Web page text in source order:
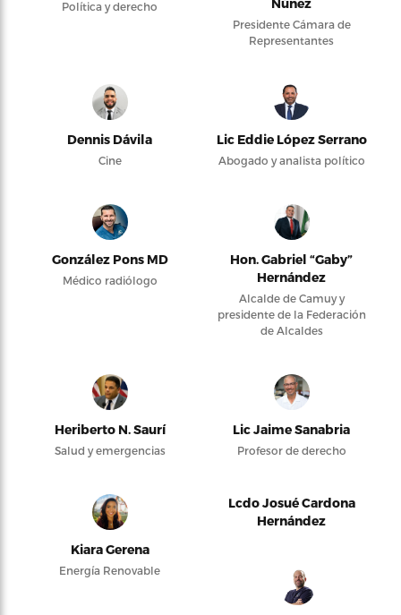
Política y derecho Núñez
Presidente Cámara de
Representantes
Dennis Dávila
Cine
Lic Eddie López Serrano
Abogado y analista político
González Pons MD
Médico radiólogo
Hon. Gabriel “Gaby”
Hernández
Alcalde de Camuy y
presidente de la Federación
de Alcaldes
Heriberto N. Saurí
Salud y emergencias
Lic Jaime Sanabria
Profesor de derecho
Kiara Gerena
Energía Renovable
Lcdo Josué Cardona
Hernández